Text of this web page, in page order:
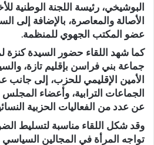
البوشيخي، رئيسة اللجنة الوطنية
الأصالة والمعاصرة، بالإضافة إلى
عضو المكتب الجهوي للمنظمة.
كما شهد اللقاء حضور
السيدة كنزة
جماعة بني فراسن بإقليم تازة، و
الأمين الإقليمي للحزب، إلى
الجماعات الترابية، وأعضاء
عن عدد من الفعاليات الحزبية
وقد شكل اللقاء مناسبة لتسليط
تواجه المرأة في المجالين السياسي